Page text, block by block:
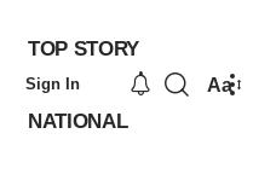
TOP STORY
NATIONAL
Sign In Aa